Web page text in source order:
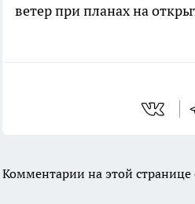
ветер при планах на
Комментарии на этой